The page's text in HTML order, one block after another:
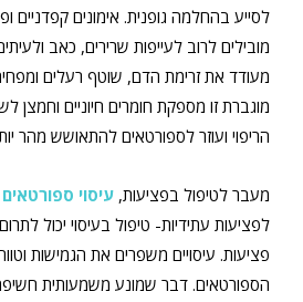
לסייע בהחלמה גופנית. אימונים קפדניים
מובילים לרוב לעייפות שרירים, כאב
מעודד את זרימת הדם, שוטף רעלים
מוגברת זו מספקת חומרים חיוניים וחמצן
הריפוי ועוזר לספורטאים להתאושש מהר
מעבר לטיפול בפציעות, עיסוי ספורטאים
לפציעות עתידיות- טיפול בעיסוי יכול
פציעות. עיסויים משפרים את הגמישות
הספורטאים. דבר שמונע משמעותית